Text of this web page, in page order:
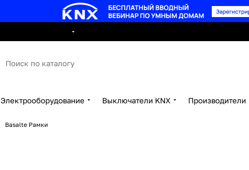
Электрооборудование Выключатели KNX Производители
Basalte Рамки